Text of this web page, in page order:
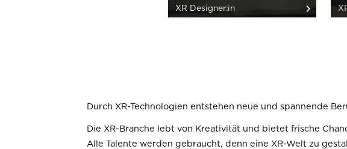
XR Designer:in
Durch XR-Technologien entstehen neue und spannende
Die XR-Branche lebt von Kreativität und bietet frische
Alle Talente werden gebraucht, denn eine XR-Welt zu